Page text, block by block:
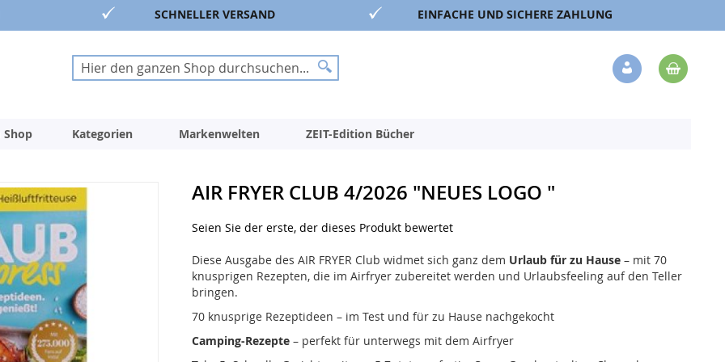
SCHNELLER VERSAND EINFACHE UND SICHERE ZAHLUNG
Suche
Suche
Veränderung
Shop Kategorien Markenwelten ZEIT-Edition Bücher
AIR FRYER CLUB 4/2026 "NEUES LOGO "
Seien Sie der erste, der dieses Produkt bewertet
Diese Ausgabe des AIR FRYER Club widmet sich ganz dem Urlaub für zu Hause– mit 70
knusprigen Rezepten, die im Airfryer zubereitet werden und Urlaubsfeeling auf den Teller
bringen.
70 knusprige Rezeptideen – im Test und für zu Hause nachgekocht
Camping-Rezepte– perfekt für unterwegs mit dem Airfryer